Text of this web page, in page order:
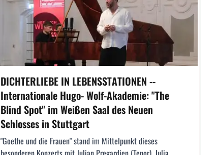
DICHTERLIEBE IN LEBENSSTATIONEN --
Internationale Hugo- Wolf-Akademie: "The
Blind Spot" im Weißen Saal des Neuen
Schlosses in Stuttgart
"Goethe und die Frauen" stand im Mittelpunkt dieses